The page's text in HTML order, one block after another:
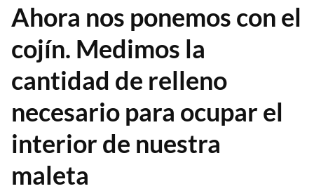
Ahora nos ponemos con el
cojín. Medimos la
cantidad de relleno
necesario para ocupar el
interior de nuestra
maleta